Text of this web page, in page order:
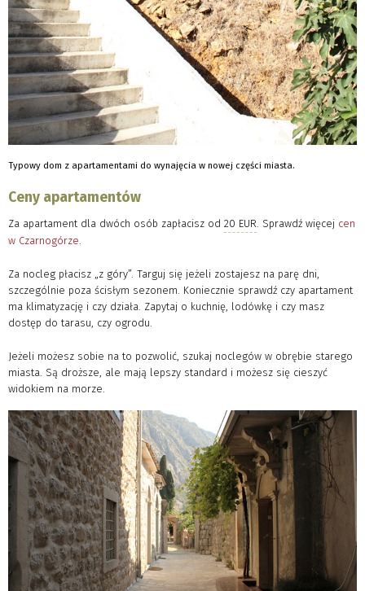
Typowy dom z apartamentami do wynajęcia w nowej części miasta.
Ceny apartamentów
Za apartament dla dwóch osób zapłacisz od20 EUR . Sprawdź więcej cen
w Czarnogórze
Za nocleg płacisz „z góry”. Targuj się jeżeli zostajesz na parę dni,
szczególnie poza ścisłym sezonem. Koniecznie sprawdź czy apartament
ma klimatyzację i czy działa. Zapytaj o kuchnię, lodówkę i czy masz
dostęp do tarasu, czy ogrodu.
Jeżeli możesz sobie na to pozwolić, szukaj noclegów w obrębie starego
miasta. Są droższe, ale mają lepszy standard i możesz się cieszyć
widokiem na morze.